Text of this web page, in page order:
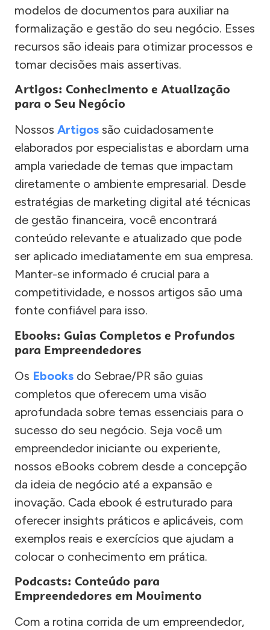
modelos de documentos para auxiliar na
formalização e gestão do seu negócio. Esses
recursos são ideais para otimizar processos e
tomar decisões mais assertivas.
Artigos: Conhecimento e Atualização
para o Seu Negócio
Nossos Artigos são cuidadosamente
elaborados por especialistas e abordam uma
ampla variedade de temas que impactam
diretamente o ambiente empresarial. Desde
estratégias de marketing digital até técnicas
de gestão financeira, você encontrará
conteúdo relevante e atualizado que pode
ser aplicado imediatamente em sua empresa.
Manter-se informado é crucial para a
competitividade, e nossos artigos são uma
fonte confiável para isso.
Ebooks: Guias Completos e Profundos
para Empreendedores
Os Ebooks do Sebrae/PR são guias
completos que oferecem uma visão
aprofundada sobre temas essenciais para o
sucesso do seu negócio. Seja você um
empreendedor iniciante ou experiente,
nossos eBooks cobrem desde a concepção
da ideia de negócio até a expansão e
inovação. Cada ebook é estruturado para
oferecer insights práticos e aplicáveis, com
exemplos reais e exercícios que ajudam a
colocar o conhecimento em prática.
Podcasts: Conteúdo para
Empreendedores em Movimento
Com a rotina corrida de um empreendedor,